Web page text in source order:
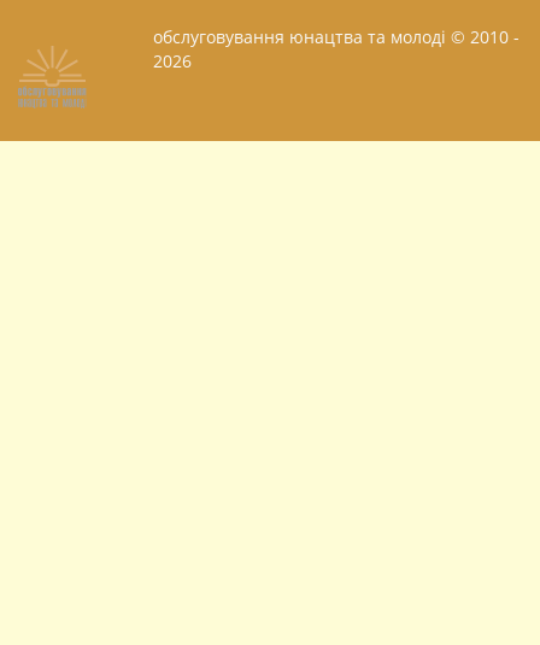
обслуговування юнацтва та молоді © 2010 -
2026